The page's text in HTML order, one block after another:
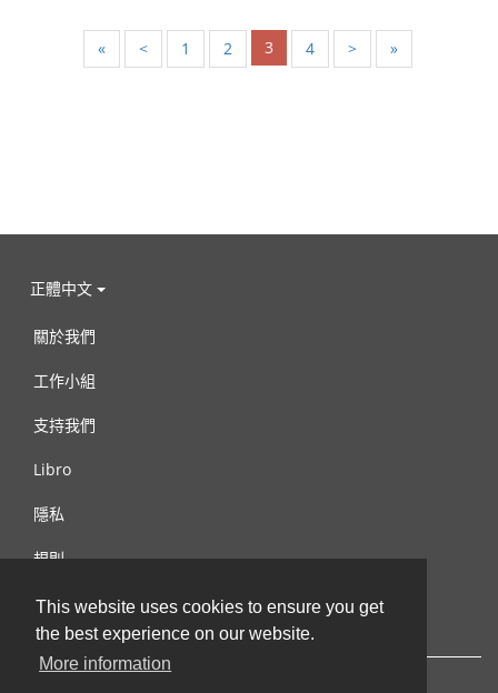
This website uses cookies to ensure you get
the best experience on our website.
More information
« < 1 2 3 4 > »
正體中文
關於我們
工作小組
支持我們
Libro
隱私
規則
連絡我們